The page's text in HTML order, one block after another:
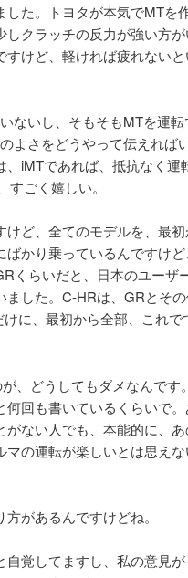
た。トヨタが本気でMTを
しクラッチの反力が強い方
けど、軽ければ疲れない
ないし、そもそもMTを運
よさをどうやって伝えれば
、iMTであれば、抵抗なく運
ごく嬉しい。
ど、全てのモデルを、最
かり乗っているんですけ
くらいだと、日本のユーザ
した。C-HRは、GRとそ
に、最初から全部、これで
、どうしてもダメなんです
回も書いているくらいで
ない人でも、本能的に、あ
の運転が楽しいとは思え
があるんですけどね。
覚してますし、私の意見